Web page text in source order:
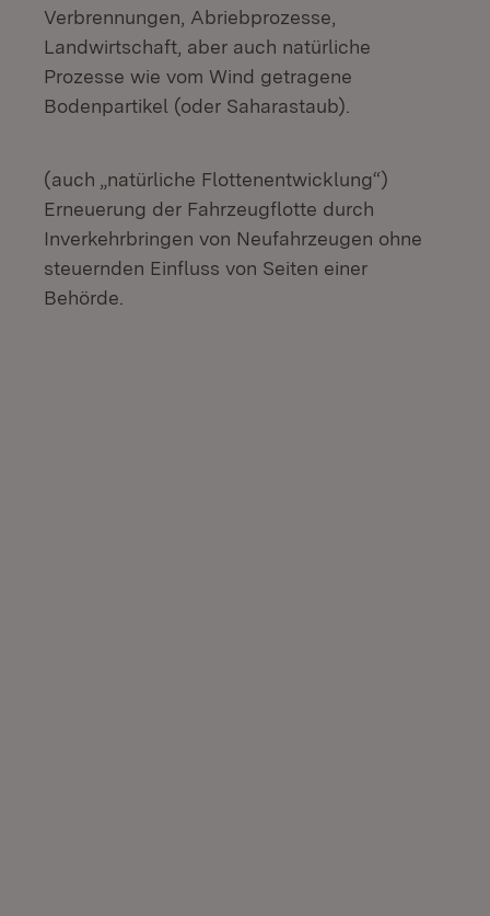
Verbrennungen, Abriebprozesse,
Landwirtschaft, aber auch natürliche
Prozesse wie vom Wind getragene
Bodenpartikel (oder Saharastaub).
(auch „natürliche Flottenentwicklung“)
Erneuerung der Fahrzeugflotte durch
Inverkehrbringen von Neufahrzeugen ohne
steuernden Einfluss von Seiten einer
Behörde.